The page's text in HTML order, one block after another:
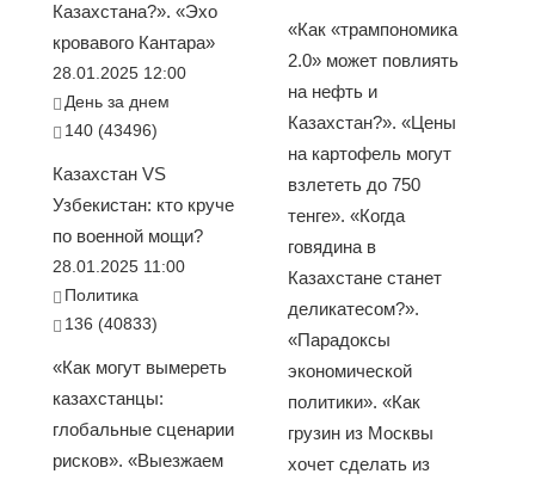
Казахстана?». «Эхо
кровавого Кантара»
28.01.2025 12:00
День за днем
140 (43496)
Казахстан VS
Узбекистан: кто круче
по военной мощи?
28.01.2025 11:00
Политика
136 (40833)
«Как могут вымереть
казахстанцы:
глобальные сценарии
рисков». «Выезжаем
«Как «трампономика
2.0» может повлиять
на нефть и
Казахстан?». «Цены
на картофель могут
взлететь до 750
тенге». «Когда
говядина в
Казахстане станет
деликатесом?».
«Парадоксы
экономической
политики». «Как
грузин из Москвы
хочет сделать из